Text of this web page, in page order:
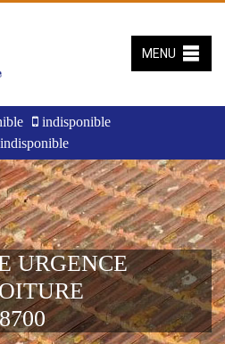
indisponible
MENU
URGENCE